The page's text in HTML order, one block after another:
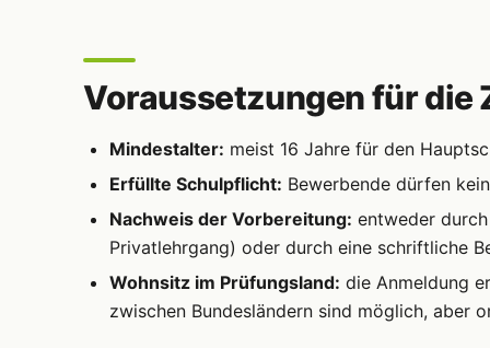
Voraussetzungen für die
Mindestalter: meist 16 Jahre für den
Erfüllte Schulpflicht: Bewerbende dürfen
Nachweis der Vorbereitung: entweder
Privatlehrgang) oder durch eine schriftliche
Wohnsitz im Prüfungsland: die Anmeldung
zwischen Bundesländern sind möglich, aber